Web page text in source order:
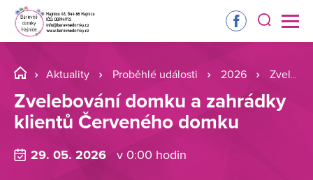
Aktuality Proběhlé události 2026 Zvelebování domku a zahrádky klientů Červeného domku
Zvelebování domku a zahrádky
klientů Červeného domku
29. 05. 2026 v 0:00 hodin